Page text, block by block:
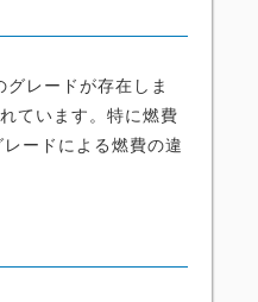
レードが存在しま
ています。特に燃費
ードによる燃費の違